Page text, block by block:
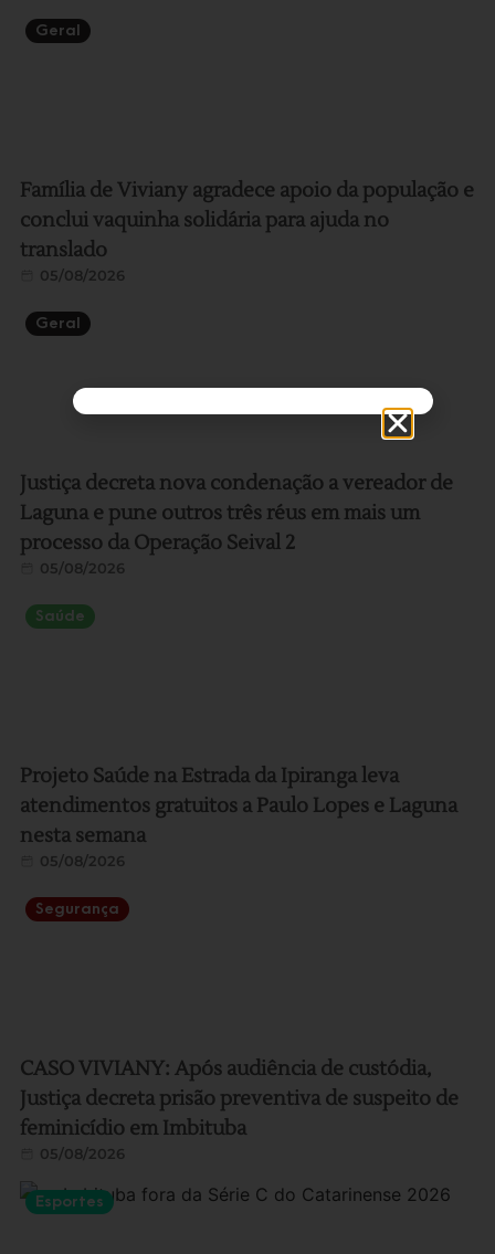
Geral
Família de Viviany agradece apoio da população e
conclui vaquinha solidária para ajuda no
translado
05/08/2026
Geral
Justiça decreta nova condenação a vereador de
Laguna e pune outros três réus em mais um
processo da Operação Seival 2
05/08/2026
Saúde
Projeto Saúde na Estrada da Ipiranga leva
atendimentos gratuitos a Paulo Lopes e Laguna
nesta semana
05/08/2026
Segurança
CASO VIVIANY: Após audiência de custódia,
Justiça decreta prisão preventiva de suspeito de
feminicídio em Imbituba
05/08/2026
Esportes